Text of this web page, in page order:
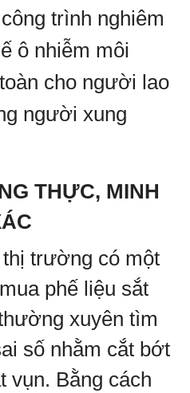
trình nghiêm
ô nhiễm môi
cho người lao
người xung
THỰC, MINH
trường có một
phế liệu sắt
xuyên tìm
số nhằm cắt bớt
vụn. Bằng cách